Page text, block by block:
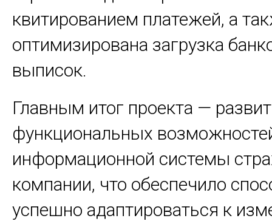
квитированием платежей, а
оптимизирована загрузка
выписок.
Главным итог проекта —
функциональных
информационной системы
компании, что обеспечило
успешно адаптироваться к